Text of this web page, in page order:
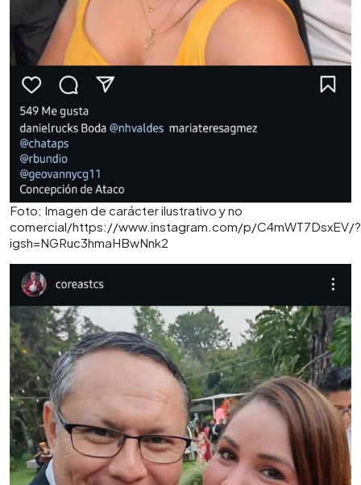
Foto: Imagen de carácter ilustrativo y no
comercial/https://www.instagram.com/p/C4mWT7DsxEV/?
igsh=NGRuc3hmaHBwNnk2